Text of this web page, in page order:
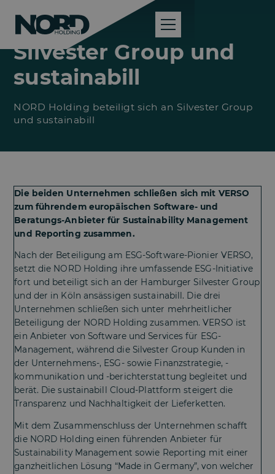
Silvester Group und
sustainabill
NORD Holding beteiligt sich an Silvester Group
und sustainabill
Die beiden Unternehmen schließen sich mit VERSO
zum führendem europäischen Software- und
Beratungs-Anbieter für Sustainability Management
und Reporting zusammen.
Nach der Beteiligung am ESG-Software-Pionier VERSO,
setzt die NORD Holding ihre umfassende ESG-Initiative
fort und beteiligt sich an der Hamburger Silvester Group
und der in Köln ansässigen sustainabill. Die drei
Unternehmen schließen sich unter mehrheitlicher
Beteiligung der NORD Holding zusammen. VERSO ist
ein Anbieter von Software und Services für ESG-
Management, während die Silvester Group Kunden in
der Unternehmens-, ESG- sowie Finanzstrategie, -
kommunikation und -berichterstattung begleitet und
berät. Die sustainabill Cloud-Plattform steigert die
Transparenz und Nachhaltigkeit der Lieferketten.
Mit dem Zusammenschluss der Unternehmen schafft
die NORD Holding einen führenden Anbieter für
Sustainability Management sowie Reporting mit einer
ganzheitlichen Lösung “Made in Germany”, von welcher